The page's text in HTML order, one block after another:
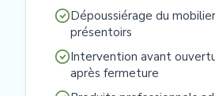
Dépoussiérage du
présentoirs
Intervention avant
après fermeture